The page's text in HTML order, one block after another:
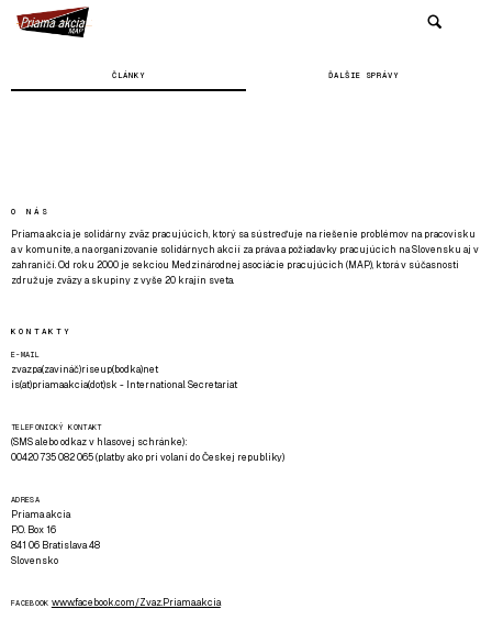
ČLÁNKY ĎALŠIE SPRÁVY
O NÁS
Priama akcia je solidárny zväz pracujúcich, ktorý sa sústreďuje na riešenie problémov na pracovisku
a v komunite, a na organizovanie solidárnych akcií za práva a požiadavky pracujúcich na Slovensku aj v
zahraničí. Od roku 2000 je sekciou Medzinárodnej asociácie pracujúcich (MAP), ktorá v súčasnosti
združuje zväzy a skupiny z vyše 20 krajín sveta.
KONTAKTY
E-MAIL
zvazpa(zavináč)riseup(bodka)net
is(at)priamaakcia(dot)sk - International Secretariat
TELEFONICKÝ KONTAKT
(SMS alebo odkaz v hlasovej schránke):
00420 735 082 065 (platby ako pri volaní do Českej republiky)
ADRESA
Priama akcia
P.O. Box 16
841 06 Bratislava 48
Slovensko
FACEBOOK www.facebook.com/Zvaz.Priama.akcia